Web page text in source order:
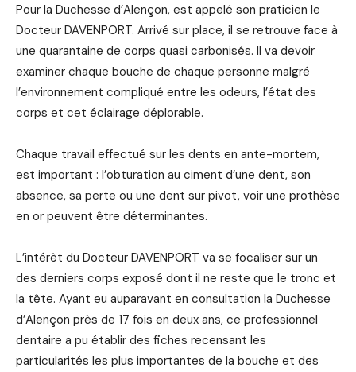
Pour la Duchesse d’Alençon, est appelé son praticien le
Docteur DAVENPORT. Arrivé sur place, il se retrouve face à
une quarantaine de corps quasi carbonisés. Il va devoir
examiner chaque bouche de chaque personne malgré
l’environnement compliqué entre les odeurs, l’état des
corps et cet éclairage déplorable.
Chaque travail effectué sur les dents en ante-mortem,
est important : l’obturation au ciment d’une dent, son
absence, sa perte ou une dent sur pivot, voir une prothèse
en or peuvent être déterminantes.
L’intérêt du Docteur DAVENPORT va se focaliser sur un
des derniers corps exposé dont il ne reste que le tronc et
la tête. Ayant eu auparavant en consultation la Duchesse
d’Alençon près de 17 fois en deux ans, ce professionnel
dentaire a pu établir des fiches recensant les
particularités les plus importantes de la bouche et des